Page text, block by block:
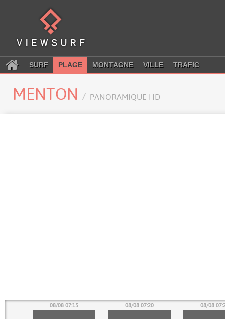
SURF PLAGE MONTAGNE VILLE TRAFIC
MENTON PANORAMIQUE HD
08/08 07:15 08/08 07:20 08/08